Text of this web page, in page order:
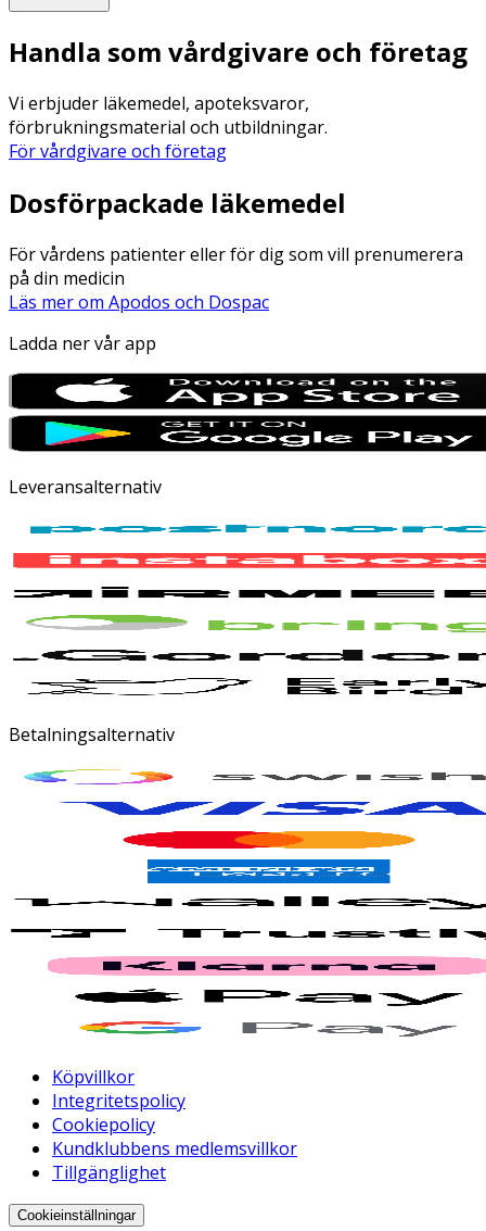
Handla som vårdgivare och företag
Vi erbjuder läkemedel, apoteksvaror,
förbrukningsmaterial och utbildningar.
För vårdgivare och företag
Dosförpackade läkemedel
För vårdens patienter eller för dig som vill prenumerera
på din medicin
Läs mer om Apodos och Dospac
Ladda ner vår app
Leveransalternativ
Betalningsalternativ
Köpvillkor
Integritetspolicy
Cookiepolicy
Kundklubbens medlemsvillkor
Tillgänglighet
Cookieinställningar